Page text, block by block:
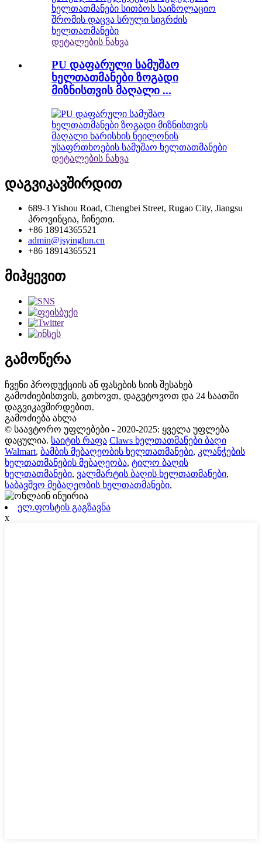
დეტალების ნახვა
PU დაფარული სამუშაო
ხელთათმანები ზოგადი
მიზნისთვის მაღალი ...
დეტალების ნახვა
დაგვიკავშირდით
689-3 Yishou Road, Chengbei Street, Rugao City, Jiangsu
პროვინცია, ჩინეთი.
+86 18914365521
admin@jsyinglun.cn
+86 18914365521
მიჰყევით
გამოწერა
ჩვენი პროდუქციის ან ფასების სიის შესახებ
გამოძიებისთვის, გთხოვთ, დაგვტოვოთ და 24 საათში
დაგვიკავშირდებით.
გამოძიება ახლა
© საავტორო უფლებები - 2020-2025: ყველა უფლება
დაცულია. საიტის რაფა Claws ხელთათმანები ბაღი
Walmart, ბამბის მებაღეობის ხელთათმანები, კლანჭების
ხელთათმანების მებაღეობა, ტილო ბაღის
ხელთათმანები, ვალმარტის ბაღის ხელთათმანები,
საბავშვო მებაღეობის ხელთათმანები,
ელ.ფოსტის გაგზავნა
x